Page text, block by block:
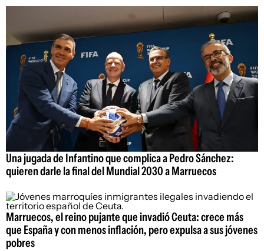
Una jugada de Infantino que complica a Pedro Sánchez:
quieren darle la final del Mundial 2030 a Marruecos
Marruecos, el reino pujante que invadió Ceuta: crece más
que España y con menos inflación, pero expulsa a sus jóvenes
pobres